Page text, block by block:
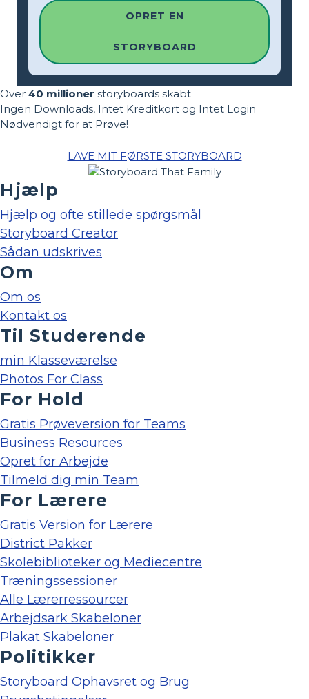
OPRET EN
STORYBOARD
Over 40 millioner storyboards skabt
Ingen Downloads, Intet Kreditkort og Intet Login
Nødvendigt for at Prøve!
LAVE MIT FØRSTE STORYBOARD
Hjælp
Hjælp og ofte stillede spørgsmål
Storyboard Creator
Sådan udskrives
Om
Om os
Kontakt os
Til Studerende
min Klasseværelse
Photos For Class
For Hold
Gratis Prøveversion for Teams
Business Resources
Opret for Arbejde
Tilmeld dig min Team
For Lærere
Gratis Version for Lærere
District Pakker
Skolebiblioteker og Mediecentre
Træningssessioner
Alle Lærerressourcer
Arbejdsark Skabeloner
Plakat Skabeloner
Politikker
Storyboard Ophavsret og Brug